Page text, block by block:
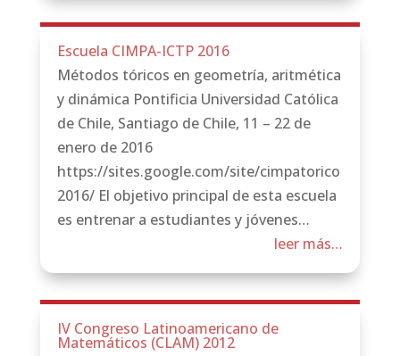
Escuela CIMPA-ICTP 2016
Métodos tóricos en geometría, aritmética
y dinámica Pontificia Universidad Católica
de Chile, Santiago de Chile, 11 – 22 de
enero de 2016
https://sites.google.com/site/cimpatorico
2016/ El objetivo principal de esta escuela
es entrenar a estudiantes y jóvenes…
leer más…
IV Congreso Latinoamericano de
Matemáticos (CLAM) 2012